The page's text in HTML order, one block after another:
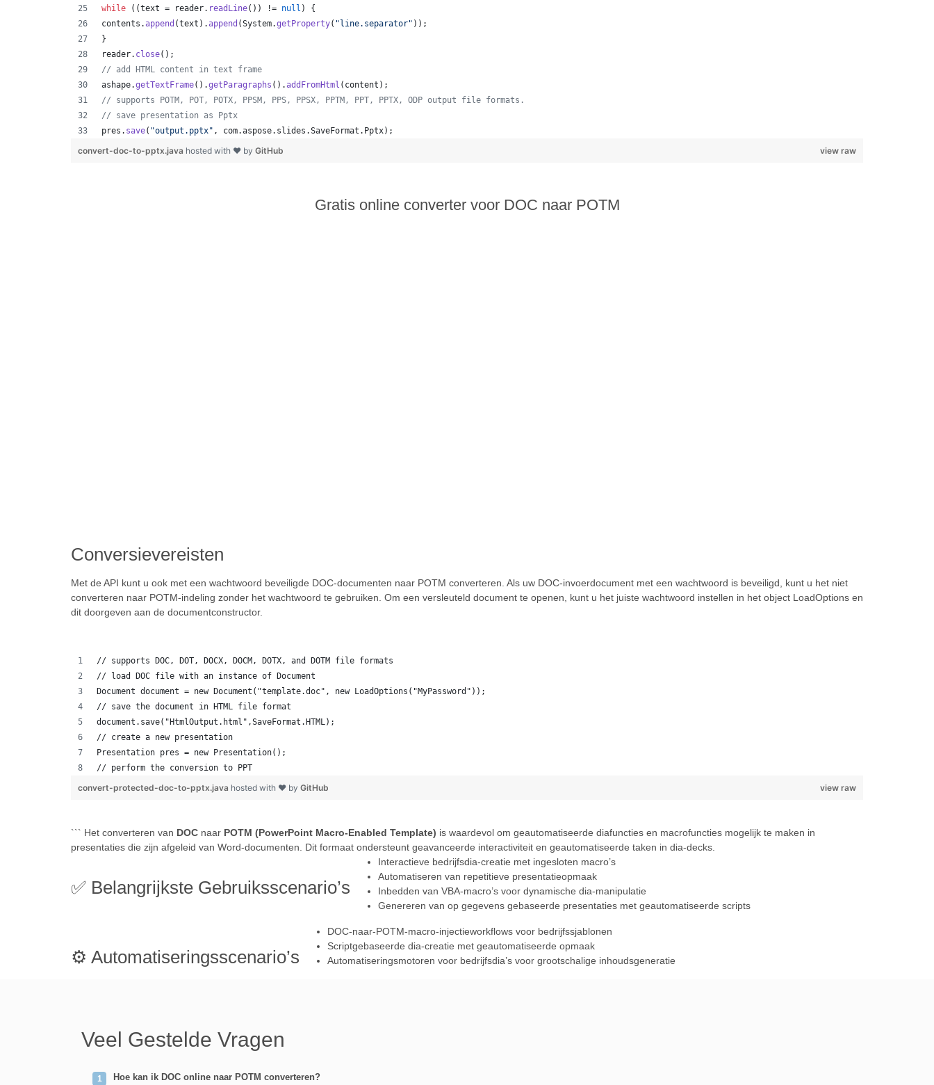
while ((text = reader. readLine()) != null ) {
contents .append (text ).append (System.getProperty( "line.separator" ));
}
reader. close();
// add HTML content in text frame
ashape.getTextFrame().getParagraphs ().addFromHtml ( content );
// supports POTM, POT, POTX, PPSM, PPS, PPSX, PPTM, PPT, PPTX, ODP output file formats.
// save presentation as Pptx
pres . save( "output.pptx" , com.aspose. slides .SaveFormat . Pptx);
view raw
convert-doc-to-pptx.java hosted with ❤ by GitHub
Gratis online converter voor DOC naar POTM
Conversievereisten
Met de API kunt u ook met een wachtwoord beveiligde DOC-documenten naar POTM converteren. Als uw DOC-invoerdocument met een wachtwoord is beveiligd, kunt u het niet
converteren naar POTM-indeling zonder het wachtwoord te gebruiken. Om een versleuteld document te openen, kunt u het juiste wachtwoord instellen in het object LoadOptions en
dit doorgeven aan de documentconstructor.
// supports DOC, DOT, DOCX, DOCM, DOTX, and DOTM file formats
// load DOC file with an instance of Document
Document document = new Document("template.doc", new LoadOptions("MyPassword"));
// save the document in HTML file format
document.save("HtmlOutput.html",SaveFormat.HTML);
// create a new presentation
Presentation pres = new Presentation();
// perform the conversion to PPT
view raw
convert-protected-doc-to-pptx.java hosted with ❤ by GitHub
``` Het converteren van DOC naar POTM (PowerPoint Macro-Enabled Template) is waardevol om geautomatiseerde diafuncties en macrofuncties mogelijk te maken in
presentaties die zijn afgeleid van Word-documenten. Dit formaat ondersteunt geavanceerde interactiviteit en geautomatiseerde taken in dia-decks.
✅ Belangrijkste Gebruiksscenario’s
Interactieve bedrijfsdia-creatie met ingesloten macro’s
Automatiseren van repetitieve presentatieopmaak
Inbedden van VBA-macro’s voor dynamische dia-manipulatie
Genereren van op gegevens gebaseerde presentaties met geautomatiseerde scripts
⚙️ Automatiseringsscenario’s
DOC-naar-POTM-macro-injectieworkflows voor bedrijfssjablonen
Scriptgebaseerde dia-creatie met geautomatiseerde opmaak
Automatiseringsmotoren voor bedrijfsdia’s voor grootschalige inhoudsgeneratie
Veel Gestelde Vragen
Hoe kan ik DOC online naar POTM converteren?